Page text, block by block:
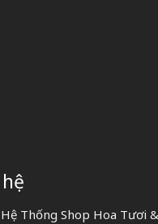
Thống Shop Hoa Tươi